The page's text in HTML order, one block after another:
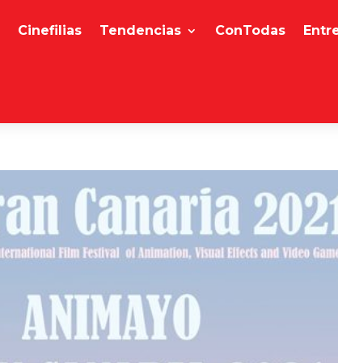
Cinefilias Tendencias ConTodas